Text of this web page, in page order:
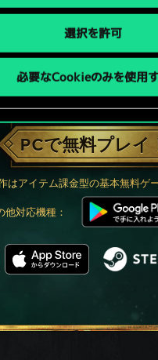
選択を許可
必要なCookieのみを使用
ントでひと勝負
か？
PCで無料プレイ
はアイテム課金型の基本無料ゲ
他対応機種：